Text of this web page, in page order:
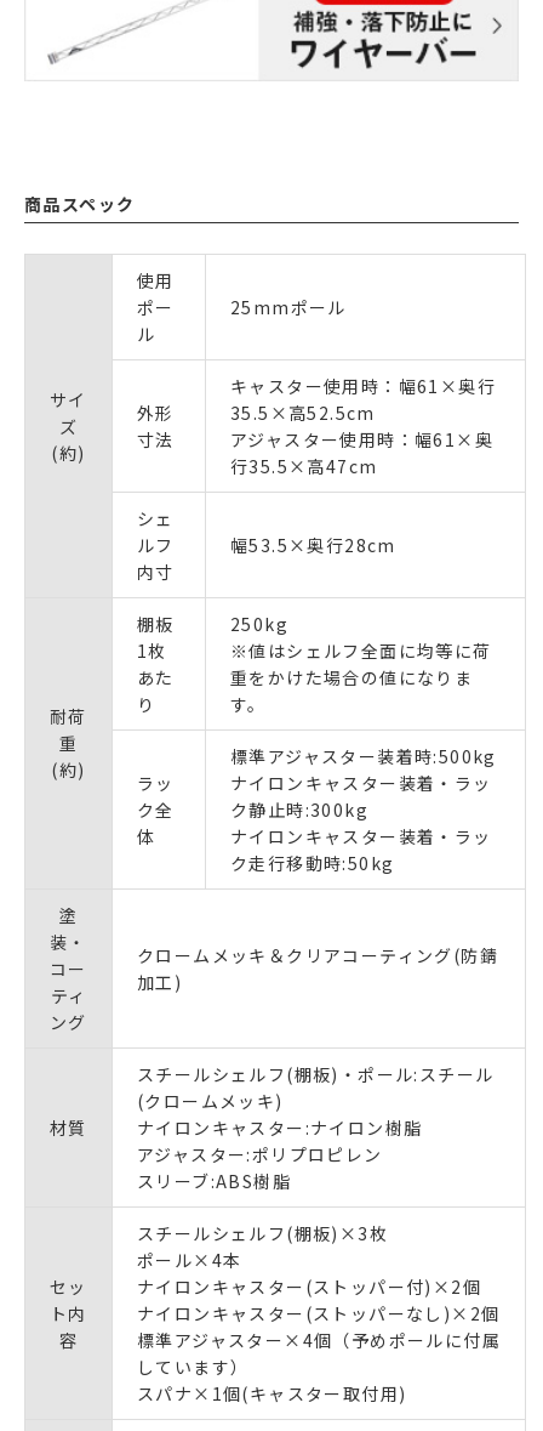
商品スペック
サイ
ズ
(約)
使用
ポー
ル
25mmポール
外形
寸法
キャスター使用時：幅61×奥行
35.5×高52.5cm
アジャスター使用時：幅61×奥
行35.5×高47cm
シェ
ルフ
内寸
幅53.5×奥行28cm
耐荷
重
(約)
棚板
1枚
あた
り
250kg
※値はシェルフ全面に均等に荷
重をかけた場合の値になりま
す。
ラッ
ク全
体
標準アジャスター装着時:500kg
ナイロンキャスター装着・ラッ
ク静止時:300kg
ナイロンキャスター装着・ラッ
ク走行移動時:50kg
塗
装・
コー
ティ
ング
クロームメッキ＆クリアコーティング(防錆
加工)
材質
スチールシェルフ(棚板)・ポール:スチール
(クロームメッキ)
ナイロンキャスター:ナイロン樹脂
アジャスター:ポリプロピレン
スリーブ:ABS樹脂
セッ
ト内
容
スチールシェルフ(棚板)×3枚
ポール×4本
ナイロンキャスター(ストッパー付)×2個
ナイロンキャスター(ストッパーなし)×2個
標準アジャスター×4個（予めポールに付属
しています）
スパナ×1個(キャスター取付用)